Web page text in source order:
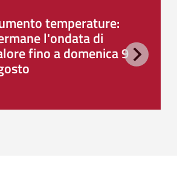
temperature:
l'ondata di
fino a domenica 9